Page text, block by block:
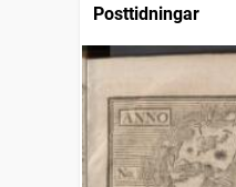
Posttidningar